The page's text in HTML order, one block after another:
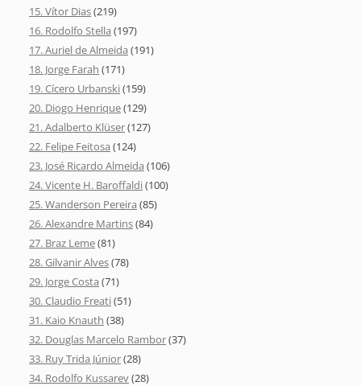
15. Vítor Dias(219)
16. Rodolfo Stella (197)
17. Auriel de Almeida (191)
18. Jorge Farah (171)
19. Cícero Urbanski(159)
20. Diogo Henrique(129)
21. Adalberto Klüser(127)
22. Felipe Feitosa (124)
23. José Ricardo Almeida (106)
24. Vicente H. Baroffaldi(100)
25. Wanderson Pereira (85)
26. Alexandre Martins(84)
27. Braz Leme(81)
28. Gilvanir Alves(78)
29. Jorge Costa (71)
30. Claudio Freati(51)
31. Kaio Knauth (38)
32. Douglas Marcelo Rambor(37)
33. Ruy Trida Júnior(28)
34. Rodolfo Kussarev(28)